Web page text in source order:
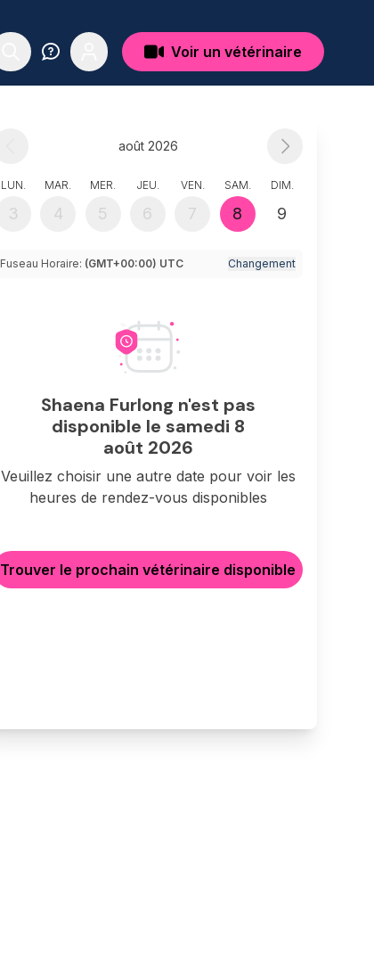
Voir un vétérinaire
août 2026
LUN.
3
MAR.
4
MER.
5
JEU.
6
VEN.
7
SAM.
8
DIM.
9
Fuseau Horaire: (GMT+00:00) UTC Changement
Shaena Furlong n'est pas
disponible le samedi 8
août 2026
Veuillez choisir une autre date pour voir les
heures de rendez-vous disponibles
Trouver le prochain vétérinaire disponible